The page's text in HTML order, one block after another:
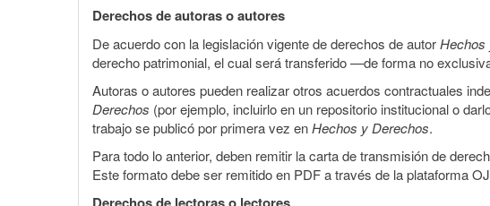
Derechos de autoras o autores
De acuerdo con la legislación vigente de derechos de autorHechos
derecho patrimonial, el cual será transferido —de forma no
Autoras o autores pueden realizar otros acuerdos contractuales
Derechos (por ejemplo, incluirlo en un repositorio institucional o
trabajo se publicó por primera vez enHechos y Derechos.
Para todo lo anterior, deben remitir la carta de transmisión de
Este formato debe ser remitido en PDF a través de la plataforma